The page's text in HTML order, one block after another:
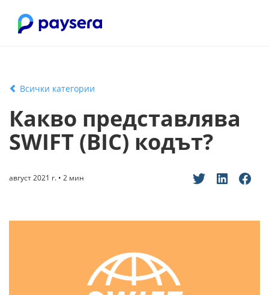
Всички категории
Какво представлява
SWIFT (BIC) кодът?
август 2021 г. • 2 мин